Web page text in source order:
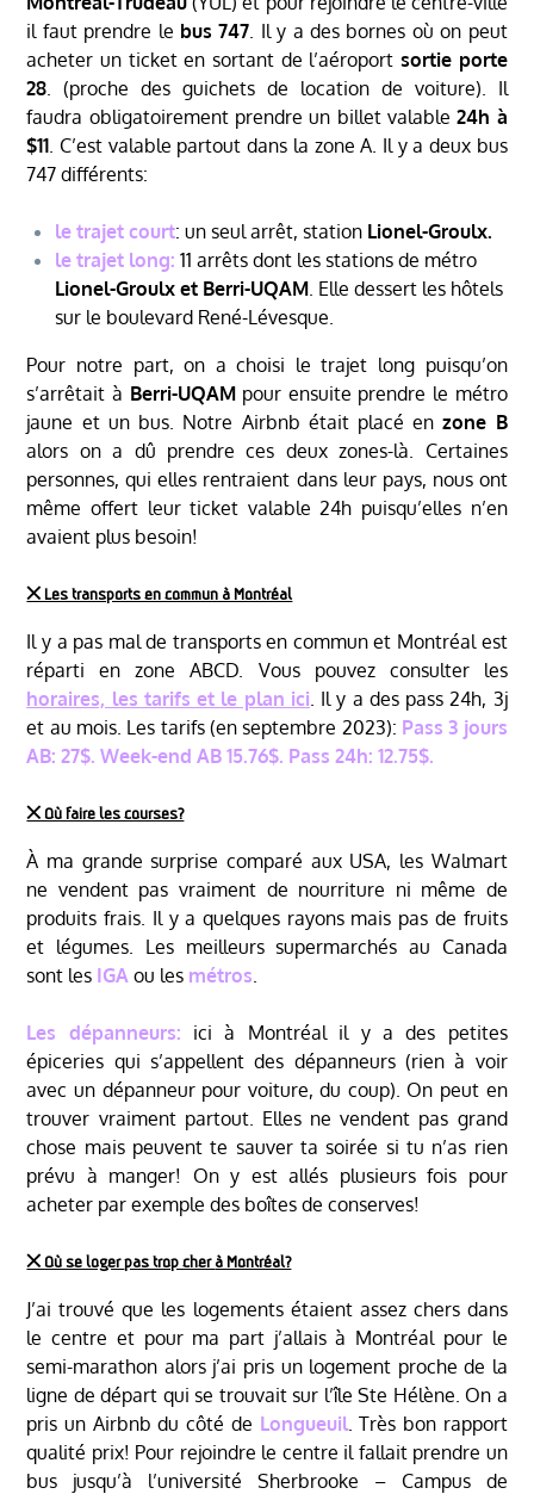
il faut prendre le bus 747. Il y a des bornes où on peut
acheter un ticket en sortant de l’aéroport sortie porte
28. (proche des guichets de location de voiture). Il
faudra obligatoirement prendre un billet valable24h à
$11. C’est valable partout dans la zone A. Il y a deux bus
747 différents:
le trajet court: un seul arrêt, station Lionel-Groulx.
le trajet long: 11 arrêts dont les stations de métro
Lionel-Groulx et Berri-UQAM. Elle dessert les hôtels
sur le boulevard René-Lévesque.
Pour notre part, on a choisi le trajet long puisqu’on
s’arrêtait à Berri-UQAMpour ensuite prendre le métro
jaune et un bus. Notre Airbnb était placé enzone B
alors on a dû prendre ces deux zones-là. Certaines
personnes, qui elles rentraient dans leur pays, nous ont
même offert leur ticket valable 24h puisqu’elles n’en
avaient plus besoin!
྾ Les transports en commun à Montréal
Il y a pas mal de transports en commun et Montréal est
réparti en zone ABCD. Vous pouvez consulter les
horaires, les tarifs et le plan ici. Il y a des pass 24h, 3j
et au mois. Les tarifs (en septembre 2023): Pass 3 jours
AB: 27$. Week-end AB 15.76$. Pass 24h: 12.75$.
྾ Où faire les courses?
À ma grande surprise comparé aux USA, les Walmart
ne vendent pas vraiment de nourriture ni même de
produits frais. Il y a quelques rayons mais pas de fruits
et légumes. Les meilleurs supermarchés au Canada
sont les IGA ou les métros.
Les dépanneurs: ici à Montréal il y a des petites
épiceries qui s’appellent des dépanneurs (rien à voir
avec un dépanneur pour voiture, du coup). On peut en
trouver vraiment partout. Elles ne vendent pas grand
chose mais peuvent te sauver ta soirée si tu n’as rien
prévu à manger! On y est allés plusieurs fois pour
acheter par exemple des boîtes de conserves!
྾ Où se logerpas trop cherà Montréal?
J’ai trouvé que les logements étaient assez chers dans
le centre et pour ma part j’allais à Montréal pour le
semi-marathon alors j’ai pris un logement proche de la
ligne de départ qui se trouvait sur l’île Ste Hélène. On a
pris un Airbnb du côté de Longueuil. Très bon rapport
qualité prix! Pour rejoindre le centre il fallait prendre un
bus jusqu’à l’université Sherbrooke – Campus de